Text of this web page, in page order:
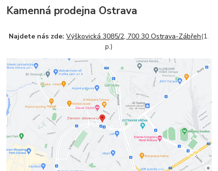
Kamenná prodejna Ostrava
Najdete nás zde:Výškovická 3085/2, 700 30 Ostrava-Zábřeh(1.
p.)